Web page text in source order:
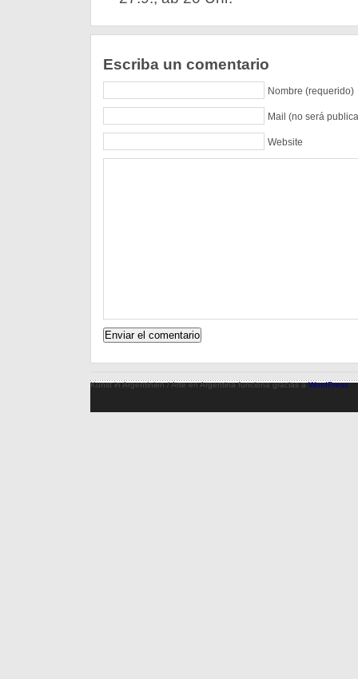
Escriba un comentario
Nombre (requerido)
Mail (no será
Website
Kunst in Argentinien / Arte en Argentina funciona gracias aWordPress